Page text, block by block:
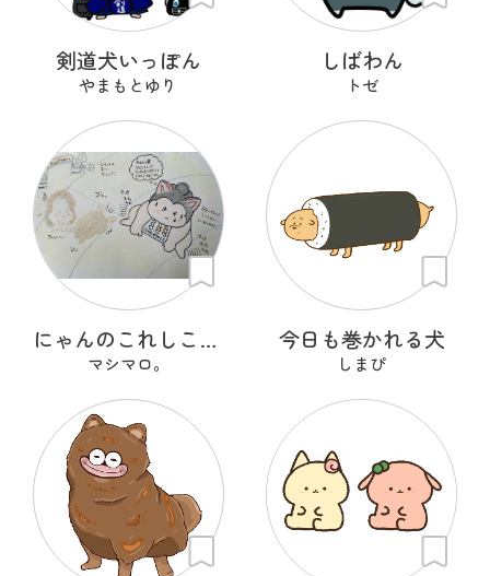
剣道犬いっぽん
やまもとゆり
しばわん
トゼ
にゃんのこれしこ ある日の夢 Ｎo.2
マシマロ。
今日も巻かれる犬
しまぴ